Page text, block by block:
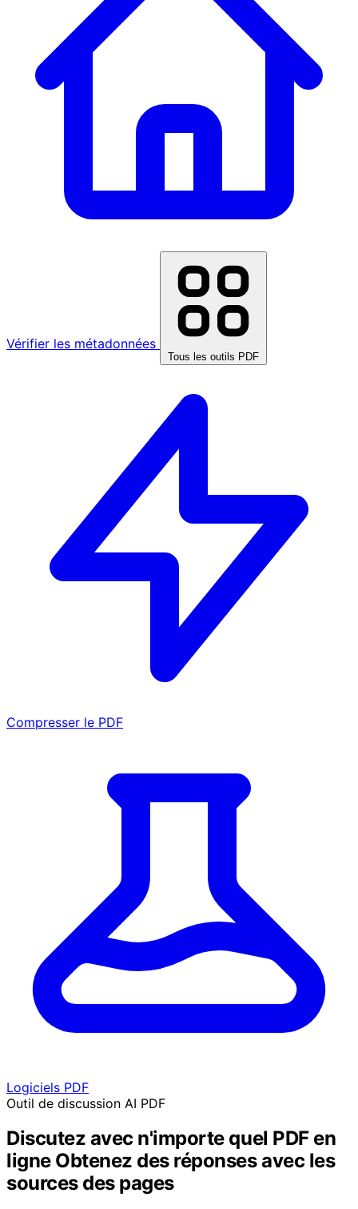
Vérifier les métadonnées
Tous les outils PDF
Compresser le PDF
Logiciels PDF
Outil de discussion AI PDF
Discutez avec n'importe quel PDF en
ligne Obtenez des réponses avec les
sources des pages